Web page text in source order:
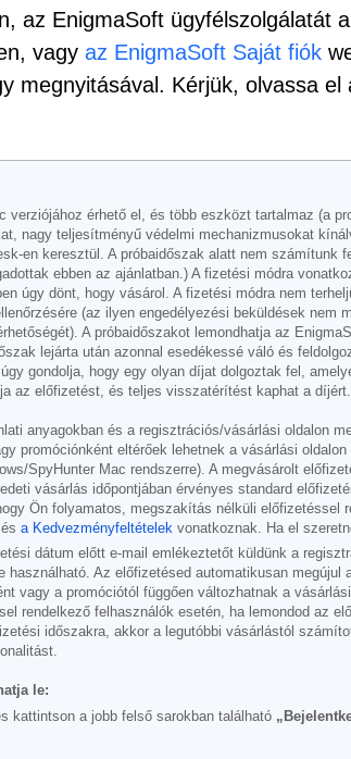
az EnigmaSoft ügyfélszolgálatát a
vagy az EnigmaSoft Saját fiók
megnyitásával. Kérjük, olvassa el
verziójához érhető el, és több eszközt tartalmaz (a
nagy teljesítményű védelmi mechanizmusokat
en keresztül. A próbaidőszak alatt nem
ebben az ajánlatban.) A fizetési módra
úgy dönt, hogy vásárol. A fizetési módra nem
(az ilyen engedélyezési beküldések
A próbaidőszakot lemondhatja az
lejárta után azonnal esedékessé váló és
gondolja, hogy egy olyan díjat dolgoztak fel,
az előfizetést, és teljes visszatérítést kaphat a
anyagokban és a regisztrációs/vásárlási oldalon
promóciónként eltérőek lehetnek a vásárlási
SpyHunter Mac rendszerre). A megvásárolt
vásárlás időpontjában érvényes standard
Ön folyamatos, megszakítás nélküli
és a Kedvezményfeltételek vonatkoznak. Ha el
dátum előtt e-mail emlékeztetőt küldünk a
Az előfizetésed automatikusan
vagy a promóciótól függően változhatnak a
rendelkező felhasználók esetén, ha lemondod az
időszakra, akkor a legutóbbi vásárlástól
le:
kattintson a jobb felső sarokban található